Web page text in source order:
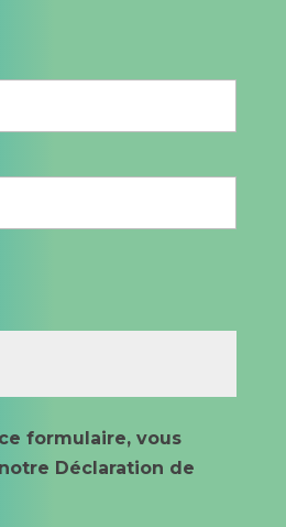
formulaire, vous
Déclaration de